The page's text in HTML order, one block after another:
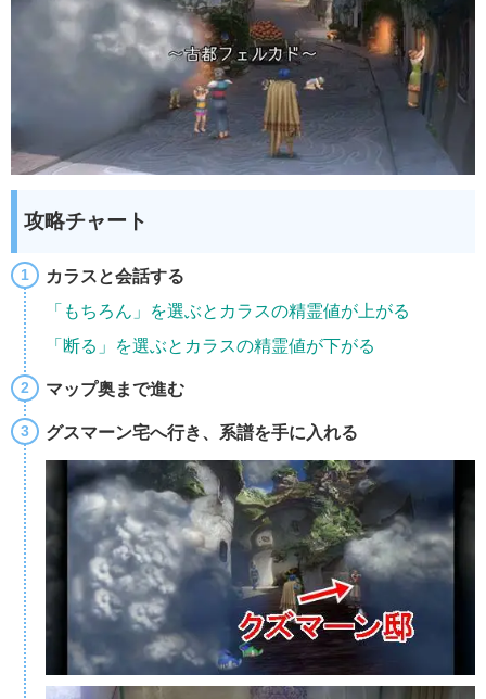
攻略チャート
カラスと会話する
「もちろん」を選ぶとカラスの精霊値が上がる
「断る」を選ぶとカラスの精霊値が下がる
マップ奥まで進む
グスマーン宅へ行き、系譜を手に入れる